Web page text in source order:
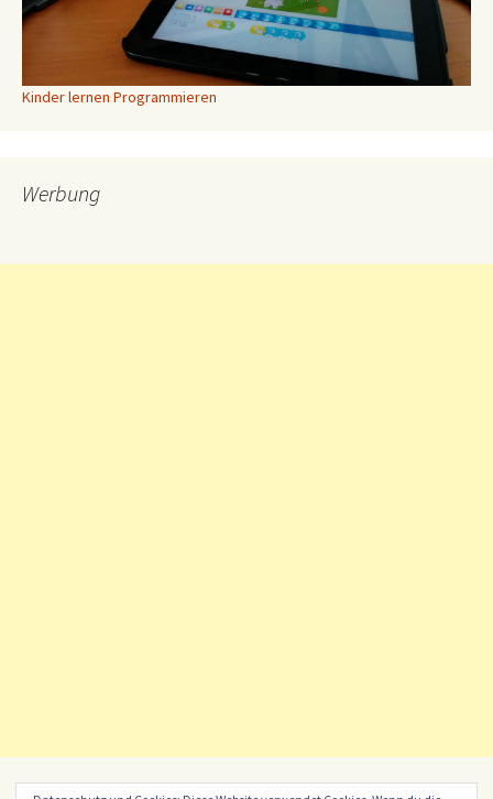
Kinder lernen Programmieren
Werbung